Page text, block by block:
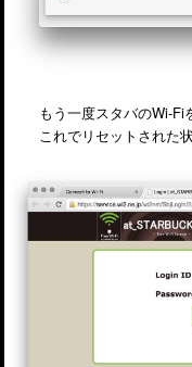
もう一度スタバのWi-Fi
これでリセットされた